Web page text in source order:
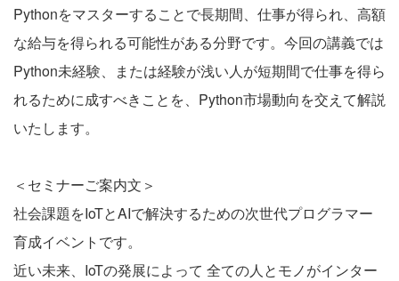
Pythonをマスターすることで長期間、仕事が得られ、高額
な給与を得られる可能性がある分野です。今回の講義では
Python未経験、または経験が浅い人が短期間で仕事を得ら
れるために成すべきことを、Python市場動向を交えて解説
いたします。
＜セミナーご案内文＞
社会課題をIoTとAIで解決するための次世代プログラマー
育成イベントです。
近い未来、IoTの発展によって 全ての人とモノがインター